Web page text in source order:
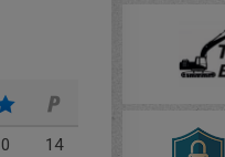
0
14